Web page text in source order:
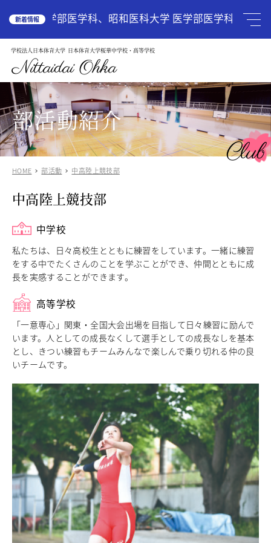
新着情報
大学 医学部医学科、昭和医科大学 医学部医学科、国際
学校法人日本体育大学 日本体育大学桜華中学校・高等学校
Nittaidai Ohka
HOME
学校案内
教育理念
ご挨拶
グランドデザイン
施設紹介
学校紹介動画
アクセス
受験生の方へ
中学入試関連
高校入試関係
説明会・オープンスクール
中国語圏の生徒様で入学に興味のある方
中学校 Junior High School
独自の教育
国際理解教育
ICT教育
進路サポート
中学入試関連
高等学校 Senior High School
コース紹介
アドバンストコース
総合進学コース
総合スポーツコース
高等学校教育
校内塾
ダンスパフォーマンス専攻
グローバル教育
キャリア教育
部活動紹介
Club
HOME 部活動 中高陸上競技部
中高陸上競技部
中学校
私たちは、日々高校生とともに練習をしています。一緒に練習
をする中でたくさんのことを学ぶことができ、仲間とともに成
長を実感することができます。
高等学校
「一意専心」関東・全国大会出場を目指して日々練習に励んで
います。人としての成長なくして選手としての成長なしを基本
とし、きつい練習もチームみんなで楽しんで乗り切れる仲の良
いチームです。